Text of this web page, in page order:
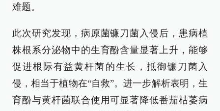
难题。
此次研究发现，病原菌镰刀菌入侵后，患病植
株根系分泌物中的生育酚含量显著上升，能够
促进根际有益黄杆菌的生长，抵御镰刀菌入
侵，相当于植物在“自救”。进一步解析表明，生
育酚与黄杆菌联合使用可显著降低番茄枯萎病